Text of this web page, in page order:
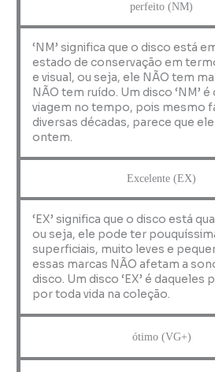
perfeito (NM)
‘NM’ significa que o disco está
estado de conservação em
e visual, ou seja, ele NÃO tem
NÃO tem ruído. Um disco ‘NM’
viagem no tempo, pois mesmo
diversas décadas, parece que
ontem.
Excelente (EX)
‘EX’ significa que o disco está
ou seja, ele pode ter
superficiais, muito leves e
essas marcas NÃO afetam a
disco. Um disco ‘EX’ é daqueles
por toda vida na coleção.
ótimo (VG+)